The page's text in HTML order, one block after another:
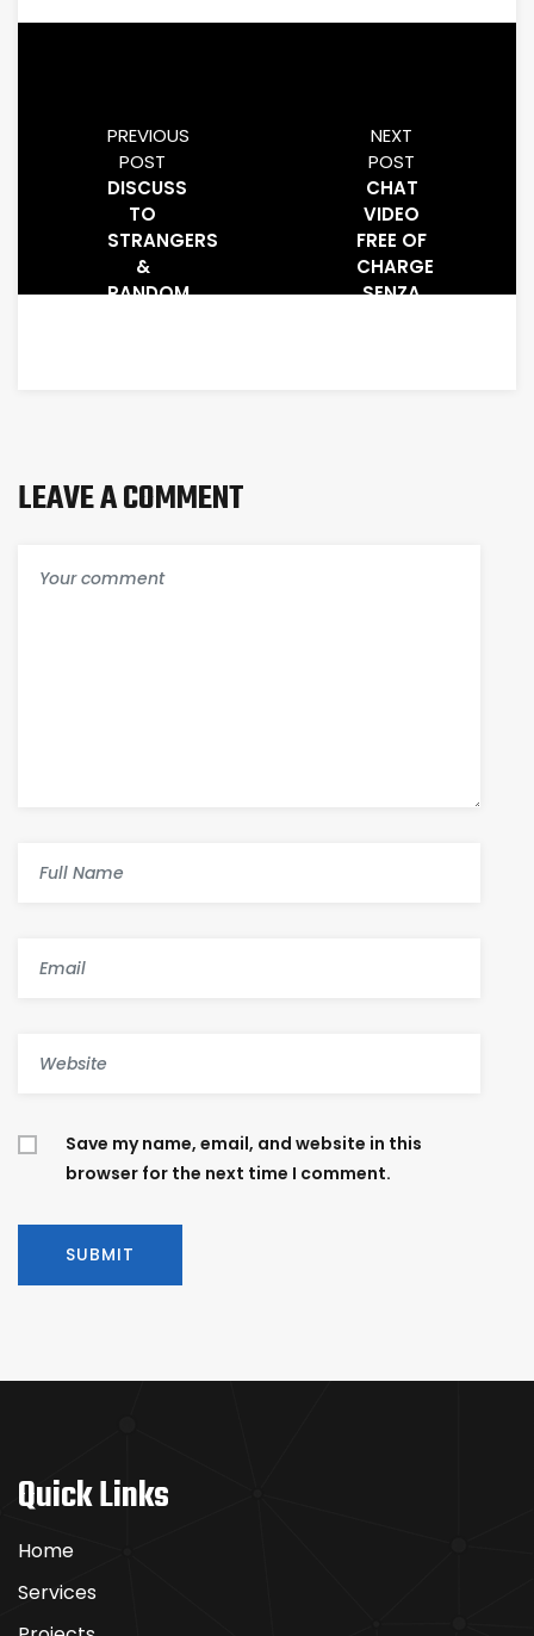
PREVIOUS
POST
DISCUSS
TO
STRANGERS
&
RANDOM
NEXT
POST
CHAT
VIDEO
FREE OF
CHARGE
SENZA
LEAVE A COMMENT
Save my name, email, and website in this
browser for the next time I comment.
Quick Links
Home
Services